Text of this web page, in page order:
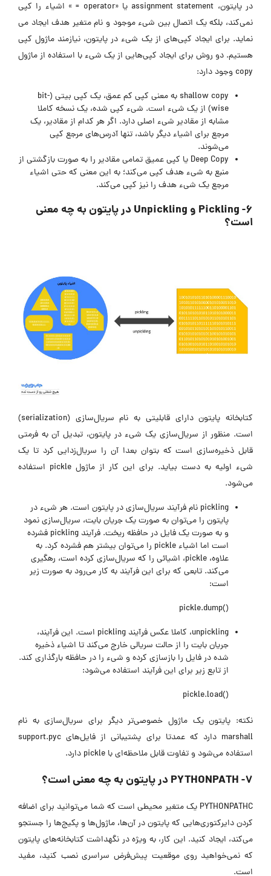
در پایتون، assignment statement یا «operator = » اشیاء را کپی
نمی‌کند، بلکه یک اتصال بین شیء موجود و نام متغیر هدف ایجاد می
نماید. برای ایجاد کپی‌های از یک شیء در پایتون، نیازمند ماژول کپی
هستیم. دو روش برای ایجاد کپی‌هایی از یک شیء با استفاده از ماژول
copy وجود دارد:
shallow copy به معنی کپی کم عمق، یک کپی بیتی (bit-
wise) از یک شی‌ء است. شی‌ء کپی شده، یک نسخه کاملا
مشابه از مقادیر شیء اصلی دارد. اگر هر کدام از مقادیر، یک
مرجع برای اشیاء دیگر باشد، تنها آدرس‌های مرجع کپی
می‌شوند.
Deep Copy یا کپی عمیق تمامی مقادیر را به صورت بازگشتی از
منبع به شی‌ء هدف کپی می‌کند؛ به این معنی که حتی اشیاء
مرجع یک شیء هدف را نیز کپی می‌کند.
۶- Pickling و Unpickling در پایتون به چه معنی
است؟
کتابخانه پایتون دارای قابلیتی به نام سریال‌سازی (serialization)
است. منظور از سریال‌سازی یک شیء در پایتون، تبدیل آن به فرمتی
قابل ذخیره‌سازی است که بتوان بعدا آن را سر‌یال‌زدایی کرد تا یک
شیء اولیه به دست بیاید. برای این کار از ماژول pickle استفاده
می‌شود.
pickling نام فرآیند سریال‌سازی در پایتون است. هر شیء در
پایتون را می‌توان به صورت یک جریان بایت، سریال‌سازی نمود
و به صورت یک فایل در حافظه ریخت. فرآیند pickling فشرده
است اما اشیاء pickle را می‌توان بیشتر هم فشرده کرد. به
علاوه، pickle، اشیائی را که سریال‌سازی کرده است، رهگیری
می‌کند. تابعی که برای این فرآیند به کار می‌رود به صورت زیر
است:
()pickle.dump
unpickling، کاملا عکس فرآیند pickling است. این فرآیند،
جریان بایت را از حالت سریالی خارج می‌کند تا اشیاء ذخیره
شده در فایل را بازسازی کرده و شیء را در حافظه بارگذاری کند.
از تابع زیر برای این فرآیند استفاده می‌شود:
()pickle.load
نکته: پایتون یک ماژول خصوصی‌تر دیگر برای سریال‌سازی به نام
marshall دارد که عمدتا برای پشتیبانی از فایل‌های support.pyc
استفاده می‌شود و تفاوت قابل ملاحظه‌ای با pickle دارد.
۷- PYTHONPATH در پایتون به چه معنی است؟
PYTHONPATHC یک متغیر محیطی است که شما می‌توانید برای اضافه
کردن دایرکتوری‌هایی که پایتون در آن‌ها، ماژول‌ها و پکیج‌ها را جستجو
می‌کند، ایجاد کنید. این کار، به ویژه در نگهداشت کتابخانه‌های پایتون
که نمی‌خواهید روی موقعیت پیش‌فرض سراسری نصب کنید، مفید
است.